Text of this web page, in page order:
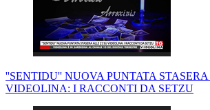
''SENTIDU'' NUOVA PUNTATA
VIDEOLINA: I RACCONTI DA SETZU